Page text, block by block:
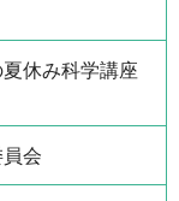
休み科学講座
会